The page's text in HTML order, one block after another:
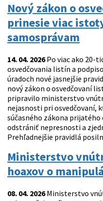
Nový zákon o
prinesie viac
samosprávam
14. 04. 2026Po viac ako 20-
osvedčovania listín a
úradoch nové jasnejšie
nový zákon o osvedčovaní
pripravilo ministerstvo
nejasnosti pri osvedčovaní,
súčasného zákona prijatého
odstrániť nepresnosti a
Prehľadnejšie pravidlá
Ministerstvo
hoaxov o
08. 04. 2026Ministerstvo